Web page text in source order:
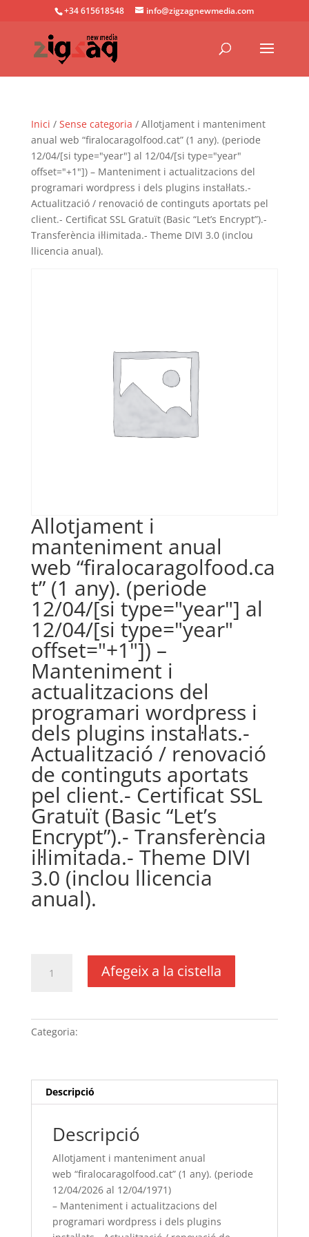
+34 615618548 info@zigzagnewmedia.com
Inici / Sense categoria / Allotjament i manteniment
anual web “firalocaragolfood.cat” (1 any). (periode
12/04/[si type="year"] al 12/04/[si type="year"
offset="+1"]) – Manteniment i actualitzacions del
programari wordpress i dels plugins instal·lats.-
Actualització / renovació de continguts aportats pel
client.- Certificat SSL Gratuït (Basic “Let’s Encrypt”).-
Transferència il·limitada.- Theme DIVI 3.0 (inclou
llicencia anual).
Allotjament i
manteniment anual
web “firalocaragolfood.ca
t” (1 any). (periode
12/04/[si type="year"] al
12/04/[si type="year"
offset="+1"]) –
Manteniment i
actualitzacions del
programari wordpress i
dels plugins instal·lats.-
Actualització / renovació
de continguts aportats
pel client.- Certificat SSL
Gratuït (Basic “Let’s
Encrypt”).- Transferència
il·limitada.- Theme DIVI
3.0 (inclou llicencia
anual).
manteniment
anual
12/04/[si
type="year"]
12/04/[si
type="year"
offset="+1"])
Manteniment
actualitzacions
Afegeix a la cistella
Categoria:
Descripció
Descripció
Allotjament i manteniment anual
web “firalocaragolfood.cat” (1 any). (periode
12/04/2026 al 12/04/1971)
– Manteniment i actualitzacions del
programari wordpress i dels plugins